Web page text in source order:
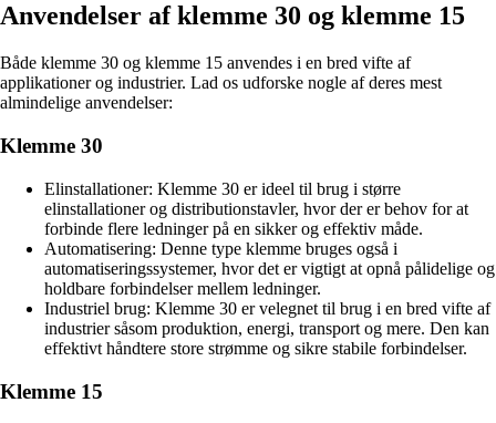
Anvendelser af klemme 30 og klemme 15
Både klemme 30 og klemme 15 anvendes i en bred vifte af
applikationer og industrier. Lad os udforske nogle af deres mest
almindelige anvendelser:
Klemme 30
Elinstallationer: Klemme 30 er ideel til brug i større
elinstallationer og distributionstavler, hvor der er behov for at
forbinde flere ledninger på en sikker og effektiv måde.
Automatisering: Denne type klemme bruges også i
automatiseringssystemer, hvor det er vigtigt at opnå pålidelige og
holdbare forbindelser mellem ledninger.
Industriel brug: Klemme 30 er velegnet til brug i en bred vifte af
industrier såsom produktion, energi, transport og mere. Den kan
effektivt håndtere store strømme og sikre stabile forbindelser.
Klemme 15